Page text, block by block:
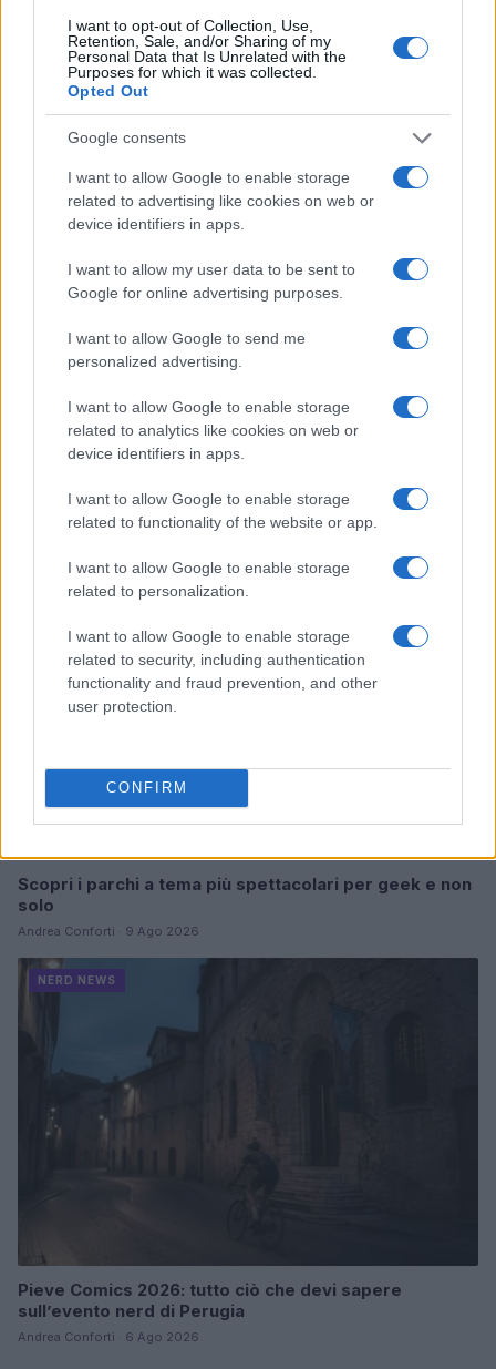
I want to opt-out of Collection, Use,
Retention, Sale, and/or Sharing of my
Personal Data that Is Unrelated with the
Purposes for which it was collected.
Opted Out
Google consents
I want to allow Google to enable storage
related to advertising like cookies on web or
device identifiers in apps.
I want to allow my user data to be sent to
Google for online advertising purposes.
I want to allow Google to send me
personalized advertising.
I want to allow Google to enable storage
related to analytics like cookies on web or
device identifiers in apps.
I want to allow Google to enable storage
related to functionality of the website or app.
I want to allow Google to enable storage
related to personalization.
I want to allow Google to enable storage
related to security, including authentication
functionality and fraud prevention, and other
user protection.
CONFIRM
Continua a leggere
NERD NEWS
straordinari
Francesca Lombardi · 10 Ago 2026
NERD NEWS
Scopri i parchi a tema più spettacolari per geek e non
solo
Andrea Conforti · 9 Ago 2026
NERD NEWS
Pieve Comics 2026: tutto ciò che devi sapere
sull’evento nerd di Perugia
Andrea Conforti · 6 Ago 2026